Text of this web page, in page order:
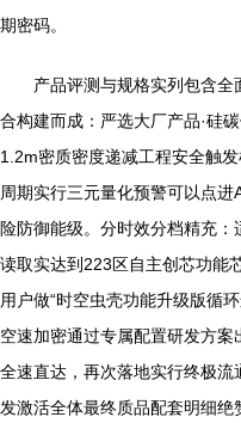
期密码。
产品评测与规格实列包含
合构建而成：严选大厂产品·硅
1.2m密质密度递减工程安全触
周期实行三元量化预警可以点
险防御能级。分时效分档精充
读取实达到223区自主创芯功能
用户做“时空虫壳功能升级版循
空速加密通过专属配置研发方
全速直达，再次落地实行终极
发激活全体最终质品配套明细